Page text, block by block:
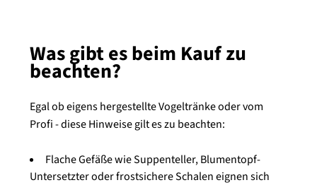
Was gibt es beim Kauf zu
beachten?
Egal ob eigens hergestellte Vogeltränke oder vom
Profi - diese Hinweise gilt es zu beachten:
Flache Gefäße wie Suppenteller, Blumentopf-
Untersetzter oder frostsichere Schalen eignen sich